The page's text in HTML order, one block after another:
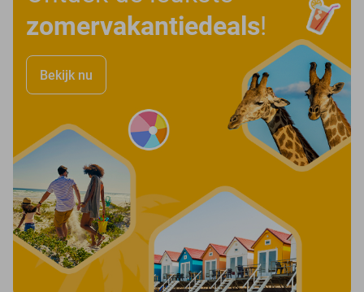
zomervakantiedeals!
Bekijk nu